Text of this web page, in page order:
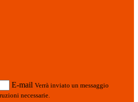
E-mail Verrà inviato un messaggio
necessarie.